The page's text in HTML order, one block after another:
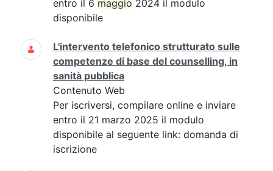
entro il 6 maggio 2024 il modulo
disponibile
L'intervento telefonico strutturato sulle
competenze di base del counselling, in
sanità pubblica
Contenuto Web
Per iscriversi, compilare online e inviare
entro il 21 marzo 2025 il modulo
disponibile al seguente link: domanda di
iscrizione